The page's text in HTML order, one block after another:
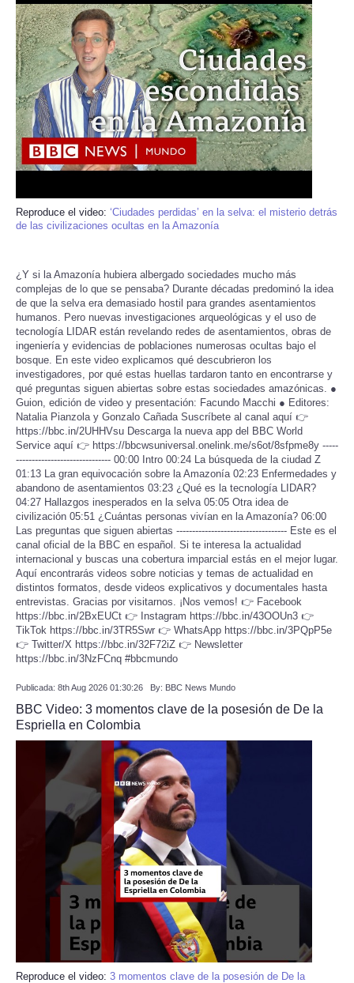
Reproduce el video: ‘Ciudades perdidas’ en la selva: el misterio detrás
de las civilizaciones ocultas en la Amazonía
¿Y si la Amazonía hubiera albergado sociedades mucho más
complejas de lo que se pensaba? Durante décadas predominó la idea
de que la selva era demasiado hostil para grandes asentamientos
humanos. Pero nuevas investigaciones arqueológicas y el uso de
tecnología LIDAR están revelando redes de asentamientos, obras de
ingeniería y evidencias de poblaciones numerosas ocultas bajo el
bosque. En este video explicamos qué descubrieron los
investigadores, por qué estas huellas tardaron tanto en encontrarse y
qué preguntas siguen abiertas sobre estas sociedades amazónicas. ●
Guion, edición de video y presentación: Facundo Macchi ● Editores:
Natalia Pianzola y Gonzalo Cañada Suscríbete al canal aquí 👉
https://bbc.in/2UHHVsu Descarga la nueva app del BBC World
Service aquí 👉 https://bbcwsuniversal.onelink.me/s6ot/8sfpme8y -----
------------------------------ 00:00 Intro 00:24 La búsqueda de la ciudad Z
01:13 La gran equivocación sobre la Amazonía 02:23 Enfermedades y
abandono de asentamientos 03:23 ¿Qué es la tecnología LIDAR?
04:27 Hallazgos inesperados en la selva 05:05 Otra idea de
civilización 05:51 ¿Cuántas personas vivían en la Amazonía? 06:00
Las preguntas que siguen abiertas ----------------------------------- Este es el
canal oficial de la BBC en español. Si te interesa la actualidad
internacional y buscas una cobertura imparcial estás en el mejor lugar.
Aquí encontrarás videos sobre noticias y temas de actualidad en
distintos formatos, desde videos explicativos y documentales hasta
entrevistas. Gracias por visitarnos. ¡Nos vemos! 👉 Facebook
https://bbc.in/2BxEUCt 👉 Instagram https://bbc.in/43OOUn3 👉
TikTok https://bbc.in/3TR5Swr 👉 WhatsApp https://bbc.in/3PQpP5e
👉 Twitter/X https://bbc.in/32F72iZ 👉 Newsletter
https://bbc.in/3NzFCnq #bbcmundo
Publicada: 8th Aug 2026 01:30:26 By: BBC News Mundo
BBC Video: 3 momentos clave de la posesión de De la
Espriella en Colombia
Reproduce el video: 3 momentos clave de la posesión de De la